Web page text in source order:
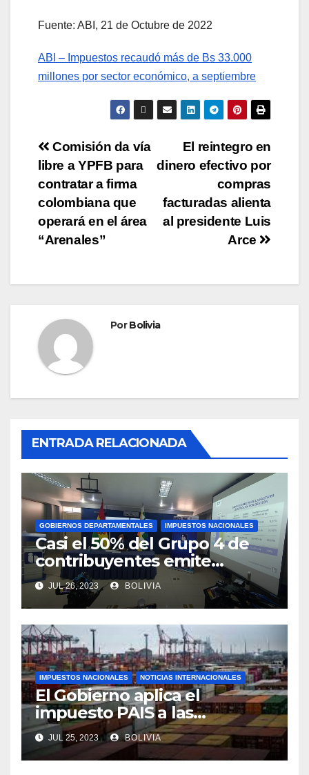
Fuente: ABI, 21 de Octubre de 2022
ABI – Impuestos recaudó más de Bs 33.000
millones por sector económico, a septiembre
El reintegro en
dinero efectivo por
compras
facturadas alienta
al presidente Luis
Arce
Comisión da vía
libre a YPFB para
contratar a firma
colombiana que
operará en el área
“Arenales”
PorBolivia
ENTRADA RELACIONADA
GOBIERNOS DEPARTAMENTALES IMPUESTOS NACIONALES
Casi el 50% del Grupo 4 de
contribuyentes emite
facturas en línea antes del
plazo fijado
JUL 26, 2023 BOLIVIA
IMPUESTOS NACIONALES NOTICIAS INTERNACIONALES
El Gobierno aplica el
impuesto PAIS a las
importaciones de algunos
bienes y servicios
JUL 25, 2023 BOLIVIA